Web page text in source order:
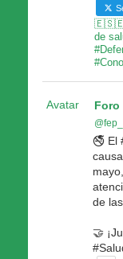
de
Avatar Foro
🚭 El
de
🤝